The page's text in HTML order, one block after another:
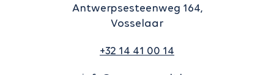
Antwerpsesteenweg 164,
Vosselaar
+32 14 41 00 14